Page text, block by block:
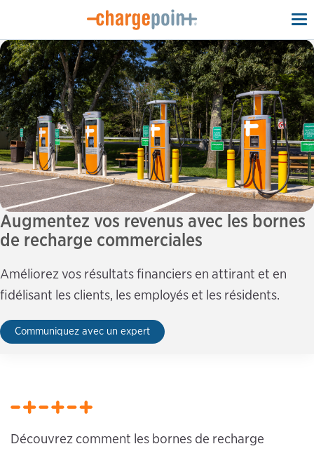
Augmentez vos revenus avec les bornes
de recharge commerciales
Améliorez vos résultats financiers en attirant et en
fidélisant les clients, les employés et les résidents.
Communiquez avec un expert
Découvrez comment les bornes de recharge